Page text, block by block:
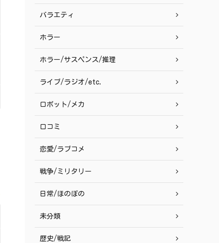
バラエティ
ホラー
ホラー/サスペンス/推理
ライブ/ラジオ/etc.
ロボット/メカ
口コミ
恋愛/ラブコメ
戦争/ミリタリー
日常/ほのぼの
未分類
歴史/戦記